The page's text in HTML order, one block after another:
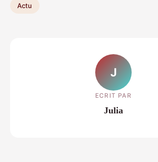
Actu
J
ECRIT PAR
Julia